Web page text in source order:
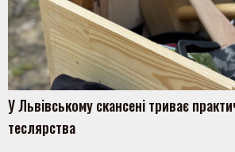
У Львівському скансені триває
теслярства